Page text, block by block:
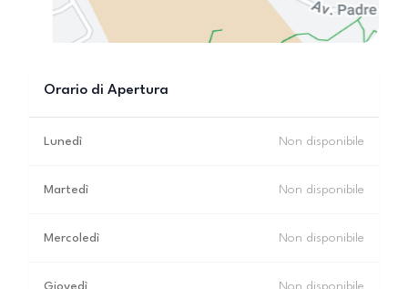
Orario di Apertura
Lunedì Non disponibile
Martedì Non disponibile
Mercoledì Non disponibile
Giovedì Non disponibile